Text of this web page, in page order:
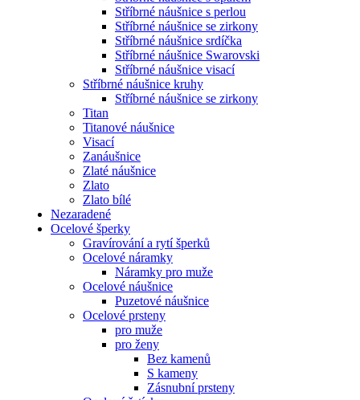
Stříbrné náušnice s perlou
Stříbrné náušnice se zirkony
Stříbrné náušnice srdíčka
Stříbrné náušnice Swarovski
Stříbrné náušnice visací
Stříbrné náušnice kruhy
Stříbrné náušnice se zirkony
Titan
Titanové náušnice
Visací
Zanáušnice
Zlaté náušnice
Zlato
Zlato bílé
Nezaradené
Ocelové šperky
Gravírování a rytí šperků
Ocelové náramky
Náramky pro muže
Ocelové náušnice
Puzetové náušnice
Ocelové prsteny
pro muže
pro ženy
Bez kamenů
S kameny
Zásnubní prsteny